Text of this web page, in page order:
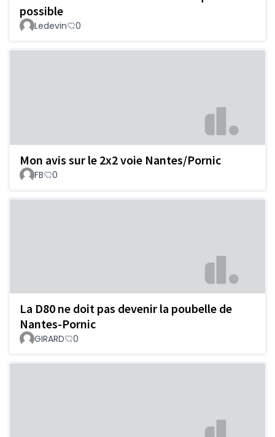
possible
Ledevin 0
Mon avis sur le 2x2 voie Nantes/Pornic
FB 0
La D80 ne doit pas devenir la poubelle de
Nantes-Pornic
GIRARD 0